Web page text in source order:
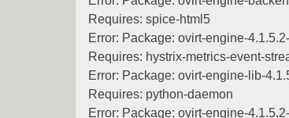
Requires: spice-html5
Error: Package: ovirt-engine-
Requires: hystrix-metrics-event-
Error: Package: ovirt-engine-lib-
Requires: python-daemon
Error: Package: ovirt-engine-